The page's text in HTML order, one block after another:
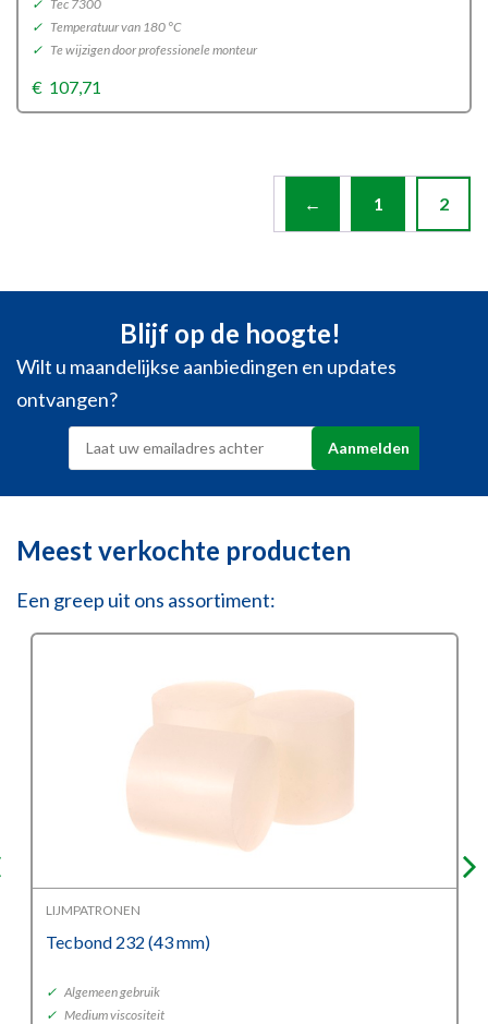
✓ Tec 7300
✓ Temperatuur van 180 °C
✓ Te wijzigen door professionele monteur
€ 107,71
← 1 2
Blijf op de hoogte!
Wilt u maandelijkse aanbiedingen en updates
ontvangen?
Meest verkochte producten
Een greep uit ons assortiment:
LIJMPATRONEN
Tecbond 232 (43 mm)
✓ Algemeen gebruik
✓ Medium viscositeit